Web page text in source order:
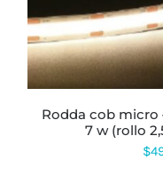
rodda cob micro – tira led ultradelgada 3 mm ·
7 w (rollo
$